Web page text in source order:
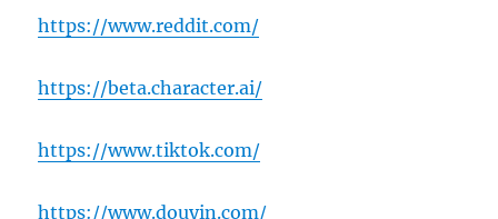
https://www.reddit.com/
https://beta.character.ai/
https://www.tiktok.com/
https://www.douyin.com/